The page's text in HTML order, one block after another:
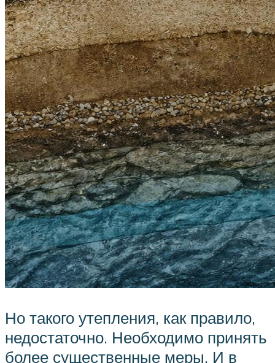
Но такого утепления, как правило,
недостаточно. Необходимо принять
более существенные меры. И в